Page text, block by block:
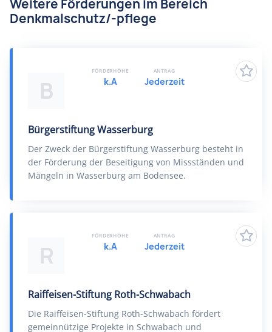
Weitere Förderungen im Bereich
Denkmalschutz/-pflege
B
Bürgerstiftung Wasserburg
Der Zweck der Bürgerstiftung Wasserburg besteht in
der Förderung der Beseitigung von Missständen und
Mängeln in Wasserburg am Bodensee.
FÖRDERHÖHE
k.A
ANTRAG
Jederzeit
R
Raiffeisen-Stiftung Roth-Schwabach
Die Raiffeisen-Stiftung Roth-Schwabach fördert
gemeinnützige Projekte in Schwabach und
FÖRDERHÖHE
k.A
ANTRAG
Jederzeit